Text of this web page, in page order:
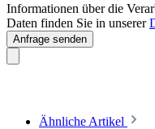
Informationen über die
Daten finden Sie in unserer
Anfrage senden
Ähnliche Artikel